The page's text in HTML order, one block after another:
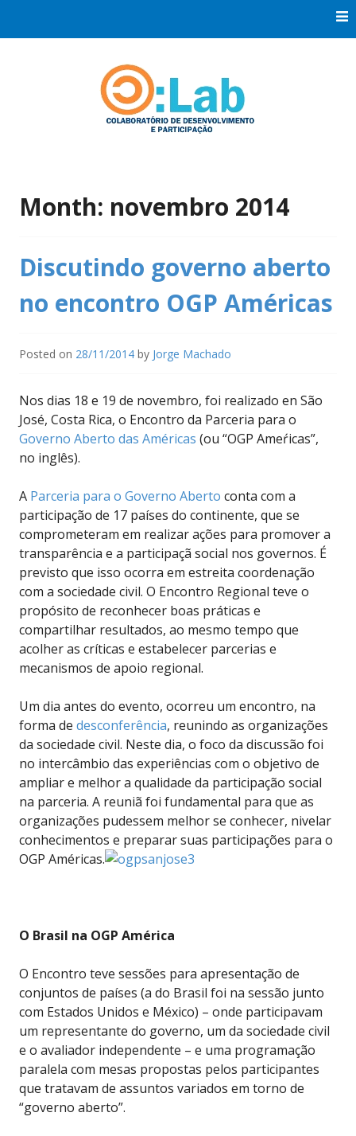
Month: novembro 2014
Discutindo governo aberto
no encontro OGP Américas
Posted on 28/11/2014 by Jorge Machado
Nos dias 18 e 19 de novembro, foi realizado en São
José, Costa Rica, o Encontro da Parceria para o
Governo Aberto das Américas (ou “OGP Ameŕicas”,
no inglês).
A Parceria para o Governo Aberto conta com a
participação de 17 países do continente, que se
comprometeram em realizar ações para promover a
transparência e a participaçã social nos governos. É
previsto que isso ocorra em estreita coordenação
com a sociedade civil. O Encontro Regional teve o
propósito de reconhecer boas práticas e
compartilhar resultados, ao mesmo tempo que
acolher as críticas e estabelecer parcerias e
mecanismos de apoio regional.
Um dia antes do evento, ocorreu um encontro, na
forma de desconferência, reunindo as organizações
da sociedade civil. Neste dia, o foco da discussão foi
no intercâmbio das experiências com o objetivo de
ampliar e melhor a qualidade da participação social
na parceria. A reuniã foi fundamental para que as
organizações pudessem melhor se conhecer, nivelar
conhecimentos e preparar suas participações para o
OGP Américas.
O Brasil na OGP América
O Encontro teve sessões para apresentação de
conjuntos de países (a do Brasil foi na sessão junto
com Estados Unidos e México) – onde participavam
um representante do governo, um da sociedade civil
e o avaliador independente – e uma programação
paralela com mesas propostas pelos participantes
que tratavam de assuntos variados em torno de
“governo aberto”.